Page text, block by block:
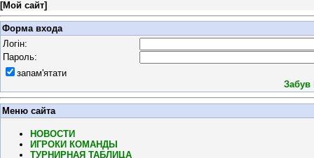
[Мой сайт]
Форма входа
Логін:
Пароль:
запам'ятати
Забув
Меню сайта
НОВОСТИ
ИГРОКИ КОМАНДЫ
ТУРНИРНАЯ ТАБЛИЦА